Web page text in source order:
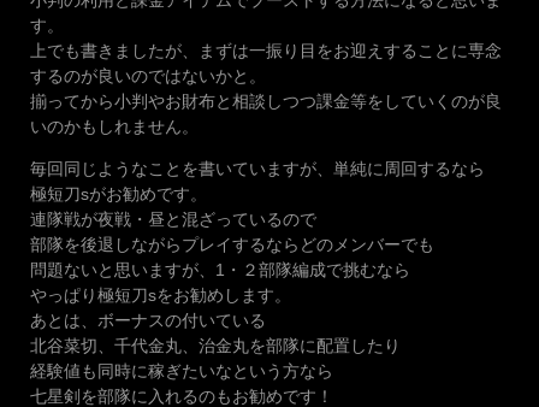
す。
上でも書きましたが、まずは一振り目をお迎えすることに専念
するのが良いのではないかと。
揃ってから小判やお財布と相談しつつ課金等をしていくのが良
いのかもしれません。
毎回同じようなことを書いていますが、単純に周回するなら
極短刀sがお勧めです。
連隊戦が夜戦・昼と混ざっているので
部隊を後退しながらプレイするならどのメンバーでも
問題ないと思いますが、1・２部隊編成で挑むなら
やっぱり極短刀sをお勧めします。
あとは、ボーナスの付いている
北谷菜切、千代金丸、治金丸を部隊に配置したり
経験値も同時に稼ぎたいなという方なら
七星剣を部隊に入れるのもお勧めです！